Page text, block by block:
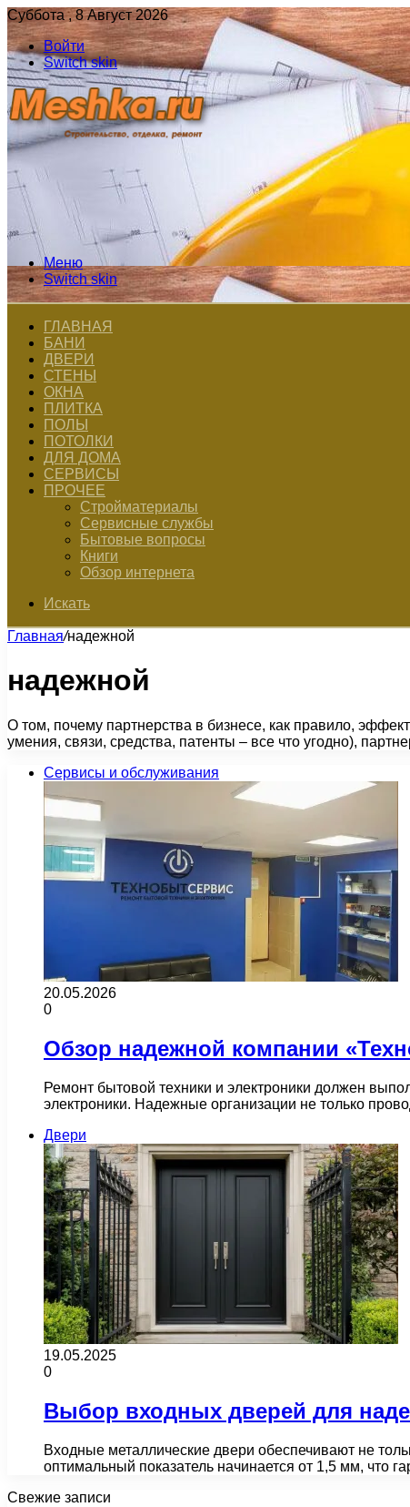
Суббота , 8 Август 2026
Войти
Switch skin
Меню
Switch skin
ГЛАВНАЯ
БАНИ
ДВЕРИ
СТЕНЫ
ОКНА
ПЛИТКА
ПОЛЫ
ПОТОЛКИ
ДЛЯ ДОМА
СЕРВИСЫ
ПРОЧЕЕ
Стройматериалы
Сервисные службы
Бытовые вопросы
Книги
Обзор интернета
Искать
Главная/надежной
надежной
О том, почему партнерства в бизнесе, как правило,
умения, связи, средства, патенты – все что угодно),
Сервисы и обслуживания
20.05.2026
0
Обзор надежной компании
Ремонт бытовой техники и электроники должен
электроники. Надежные организации не только
Двери
19.05.2025
0
Выбор входных дверей для
Входные металлические двери обеспечивают не
оптимальный показатель начинается от 1,5 мм, что
Свежие записи